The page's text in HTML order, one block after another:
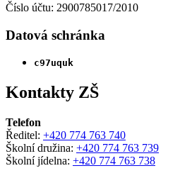
Číslo účtu: 2900785017/2010
Datová schránka
c97uquk
Kontakty ZŠ
Telefon
Ředitel: +420 774 763 740
Školní družina: +420 774 763 739
Školní jídelna: +420 774 763 738